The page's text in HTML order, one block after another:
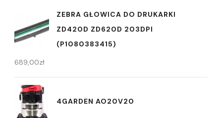
ZEBRA GŁOWICA DO DRUKARKI
ZD420D ZD620D 203DPI
(P1080383415)
689,00zł
4GARDEN AO20V20